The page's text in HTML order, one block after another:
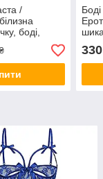
/
боді,
еротична
160
330